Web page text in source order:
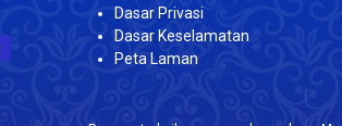
Dasar Privasi
Dasar Keselamatan
Peta Laman